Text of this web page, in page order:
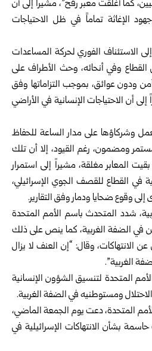
كما أغلقت معبر رفح”، مشيراً إلى أن
الإغاثة تماماً في ظل الاحتياجات
الاستئناف الفوري لحركة المساعدات
القطاع وفي أنحائه، وحث الأطراف على
ودون عوائق، بموجب التزاماتها وفق
إلى أن الاحتياجات الإنسانية في الأراضي
وشركاؤها على مدار الساعة للحفاظ
ومضمون، رغم القيود، إلا أن تلك
المعابر مغلقة، مشيراً إلى استمرار
في القطاع للقصف الجوي الإسرائيلي،
إلى وقوع ضحايا ودمار وفق التقارير.
شدد المتحدث باسم الأمم المتحدة
في الضفة الغربية، كما ينص على ذلك
الانتهاكات، وقال: “إن العنف لا يزال
الغربية”.
المتحدة لتنسيق الشؤون الإنسانية
ومستوطنيه في الضفة الغربية.
المتحدة، دعت يوم الجمعة الماضي،
حاسمة بشأن الانتهاكات الإسرائيلية في